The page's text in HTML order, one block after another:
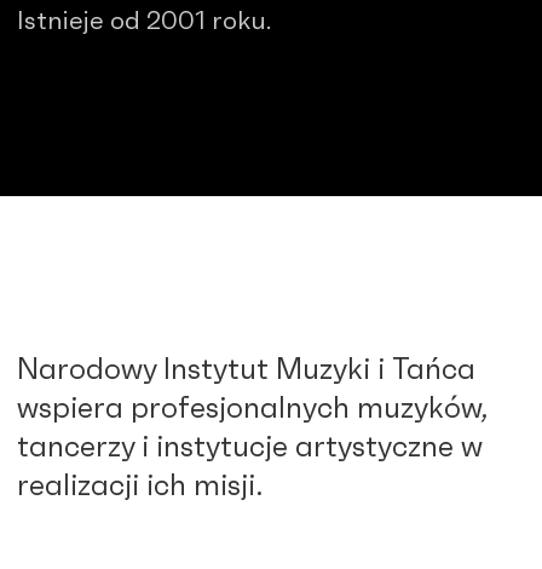
Istnieje od 2001 roku.
Narodowy Instytut Muzyki i Tańca
wspiera profesjonalnych muzyków,
tancerzy i instytucje artystyczne w
realizacji ich misji.